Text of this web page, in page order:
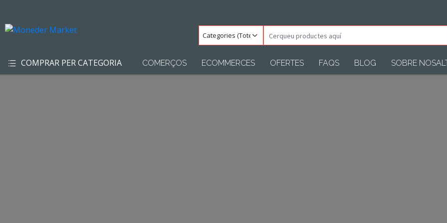
Categories
(Totes)
productes
COMPRAR PER CATEGORIA COMERÇOS ECOMMERCES OFERTES FAQS BLOG SOBRE